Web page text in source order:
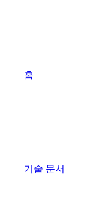
홈
기술 문서